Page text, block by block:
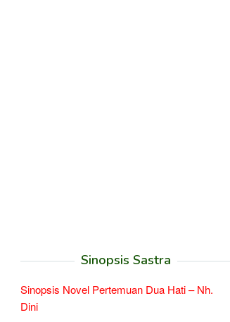
Sinopsis Sastra
Sinopsis Novel Pertemuan Dua Hati – Nh.
Dini